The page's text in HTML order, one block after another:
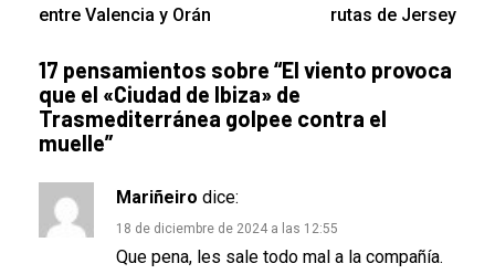
entre Valencia y Orán
rutas de Jersey
17 pensamientos sobre “El viento provoca
que el «Ciudad de Ibiza» de
Trasmediterránea golpee contra el
muelle”
Mariñeiro dice:
18 de diciembre de 2024 a las 12:55
Que pena, les sale todo mal a la compañía.